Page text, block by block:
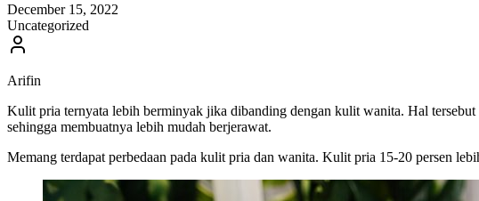
December 15, 2022
Uncategorized
Arifin
Kulit pria ternyata lebih berminyak jika dibanding dengan kulit wanita. Hal
sehingga membuatnya lebih mudah berjerawat.
Memang terdapat perbedaan pada kulit pria dan wanita. Kulit pria 15-20 persen